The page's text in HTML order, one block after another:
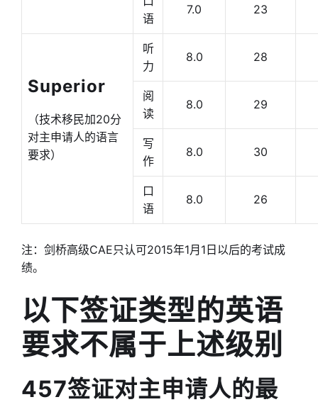
语
7.0 23
Superior
（技术移民加20分
对主申请人的语言
要求）
听
力
8.0 28
阅
读
8.0 29
写
作
8.0 30
口
语
8.0 26
注：剑桥高级CAE只认可2015年1月1日以后的考试成
绩。
以下签证类型的英语
要求不属于上述级别
457签证对主申请人的最